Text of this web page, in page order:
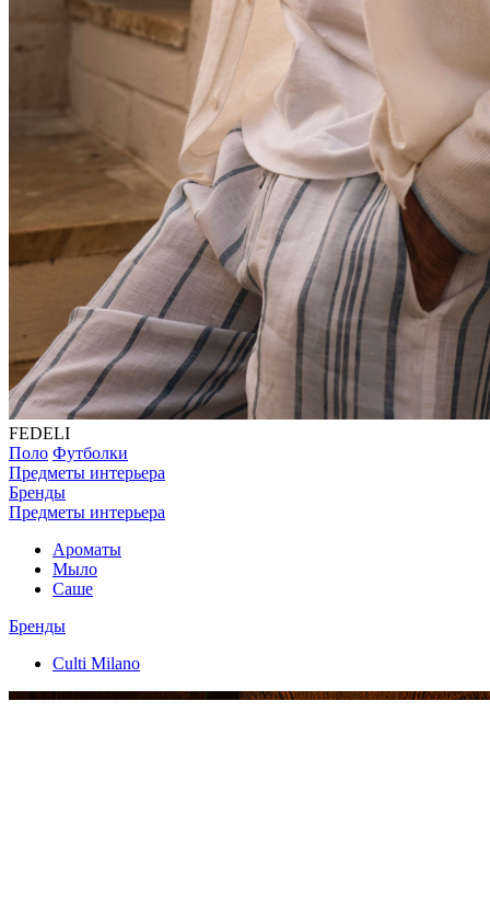
FEDELI
Поло Футболки
Предметы интерьера
Бренды
Предметы интерьера
Ароматы
Мыло
Саше
Бренды
Culti Milano